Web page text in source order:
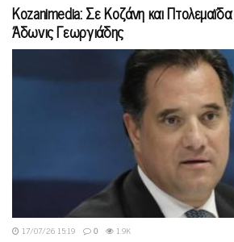
Kozanimedia: Σε Κοζάνη και
Άδωνις Γεωργιάδης
17/07/26 15:19 0 1.9K